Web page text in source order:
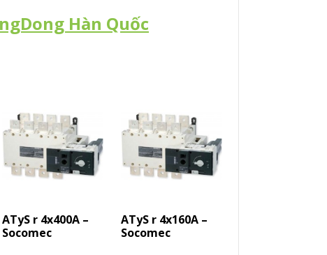
Hàn Quốc
ATyS r 4x400A –
Socomec
ATyS r 4x160A –
Socomec